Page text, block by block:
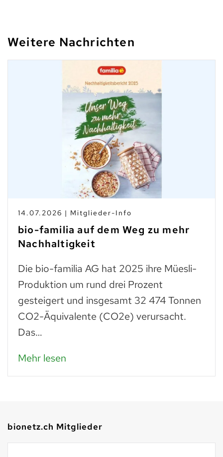
Weitere Nachrichten
14.07.2026 | Mitglieder-Info
bio-familia auf dem Weg zu mehr
Nachhaltigkeit
Die bio-familia AG hat 2025 ihre Müesli-
Produktion um rund drei Prozent
gesteigert und insgesamt 32 474 Tonnen
CO2-Äquivalente (CO2e) verursacht.
Das…
Mehr lesen
bionetz.ch Mitglieder